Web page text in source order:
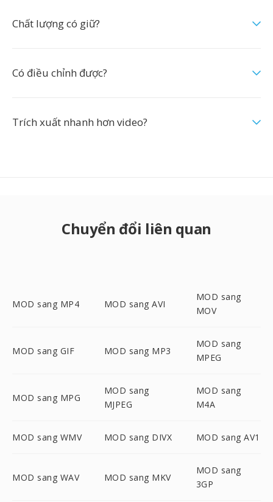
Chất lượng có giữ?
Có điều chỉnh được?
Trích xuất nhanh hơn video?
Chuyển đổi liên quan
MOD sang MP4 MOD sang AVI
MOD sang
MOV
MOD sang GIF MOD sang MP3
MOD sang
MPEG
MOD sang MPG
MOD sang
MJPEG
MOD sang
M4A
MOD sang WMV MOD sang DIVX MOD sang AV1
MOD sang WAV MOD sang MKV
MOD sang
3GP